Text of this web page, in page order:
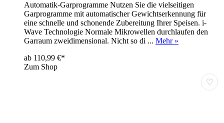
Automatik-Garprogramme Nutzen Sie die vielseitigen
Garprogramme mit automatischer Gewichtserkennung für
eine schnelle und schonende Zubereitung Ihrer Speisen. i-
Wave Technologie Normale Mikrowellen durchlaufen den
Garraum zweidimensional. Nicht so di ... Mehr »
ab 110,99 €*
Zum Shop
♡